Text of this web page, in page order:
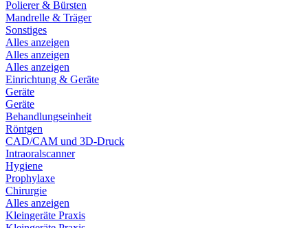
Polierer & Bürsten
Mandrelle & Träger
Sonstiges
Alles anzeigen
Alles anzeigen
Alles anzeigen
Einrichtung & Geräte
Geräte
Geräte
Behandlungseinheit
Röntgen
CAD/CAM und 3D-Druck
Intraoralscanner
Hygiene
Prophylaxe
Chirurgie
Alles anzeigen
Kleingeräte Praxis